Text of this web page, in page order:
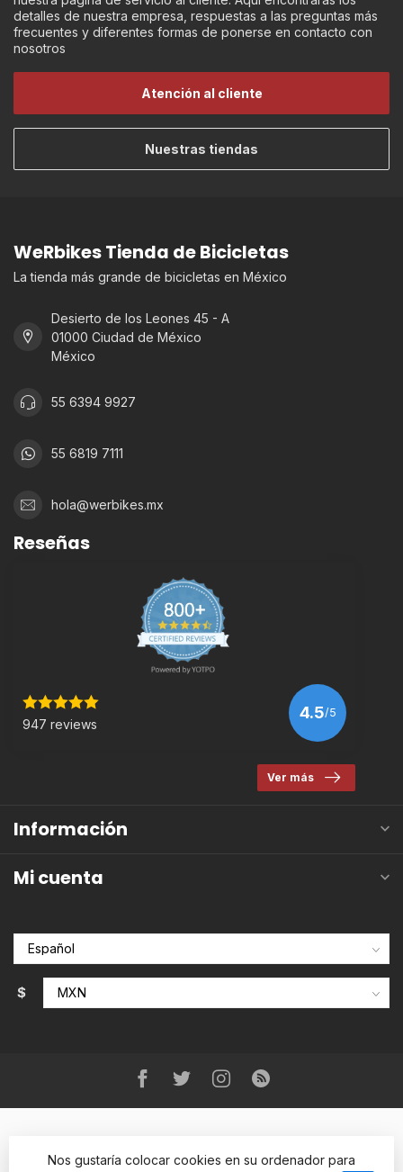
detalles de nuestra empresa, respuestas a las preguntas más
frecuentes y diferentes formas de ponerse en contacto con
nosotros
Atención al cliente
Nuestras tiendas
WeRbikes Tienda de Bicicletas
La tienda más grande de bicicletas en México
Desierto de los Leones 45 - A
01000 Ciudad de México
México
55 6394 9927
55 6819 7111
hola@werbikes.mx
Reseñas
947 reviews
4.5/5
Ver más
Información
Mi cuenta
$
Nos gustaría colocar cookies en su ordenador para